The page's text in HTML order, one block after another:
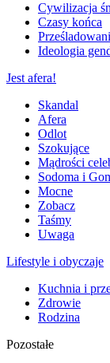
Cywilizacja
Czasy końca
Ideologia
Jest afera!
Skandal
Afera
Odlot
Szokujące
Mądrości
Sodoma i
Mocne
Zobacz
Taśmy
Uwaga
Lifestyle i obyczaje
Kuchnia i
Zdrowie
Rodzina
Pozostałe